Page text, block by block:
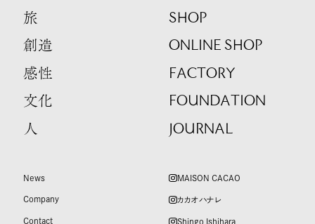
旅
創造
感性
文化
人
SHOP
ONLINE SHOP
FACTORY
FOUNDATION
JOURNAL
News
Company
Contact
MAISON CACAO
カカオハナレ
Shingo Ishihara